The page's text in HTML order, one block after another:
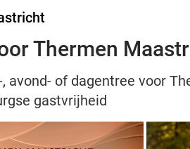
Thermen
of dagentree voor
gastvrijheid